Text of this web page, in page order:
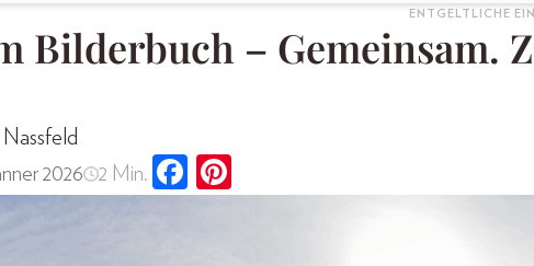
ENTGELTLICHE
Bilderbuch – Gemeinsam.
2026 2 Min.